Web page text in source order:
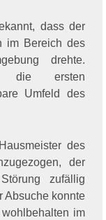
dass der
im Bereich des
drehte.
die ersten
Umfeld des
des
der
zufällig
Absuche konnte
im